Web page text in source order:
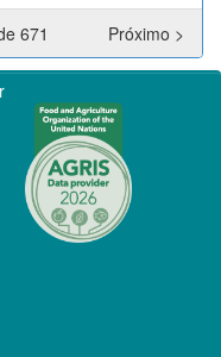
671
Próximo >